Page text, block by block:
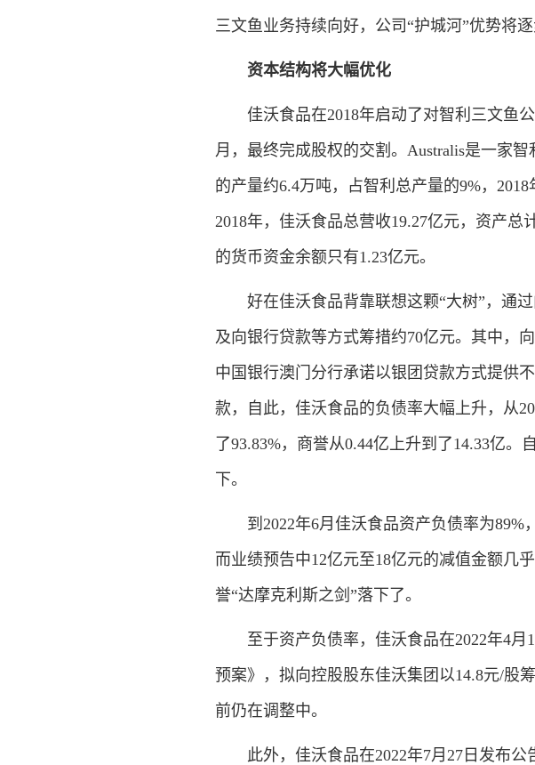
三文鱼业务持续向好，公司“护城河”优势将逐
资本结构将大幅优化
佳沃食品在2018年启动了对智利三文鱼公
月，最终完成股权的交割。Australis是一家
的产量约6.4万吨，占智利总产量的9%，
2018年，佳沃食品总营收19.27亿元，资产
的货币资金余额只有1.23亿元。
好在佳沃食品背靠联想这颗“大树”，通过
及向银行贷款等方式筹措约70亿元。其中，
中国银行澳门分行承诺以银团贷款方式提供
款，自此，佳沃食品的负债率大幅上升，从
了93.83%，商誉从0.44亿上升到了14.33亿
下。
到2022年6月佳沃食品资产负债率为89%，
而业绩预告中12亿元至18亿元的减值金额几
誉“达摩克利斯之剑”落下了。
至于资产负债率，佳沃食品在2022年4月
预案》，拟向控股股东佳沃集团以14.8元/股
前仍在调整中。
此外，佳沃食品在2022年7月27日发布公